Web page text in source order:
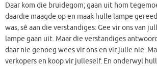
Daar kom die bruidegom; gaan uit hom
daardie maagde op en maak hulle lampe
was, sê aan die verstandiges: Gee vir ons van
lampe gaan uit. Maar die verstandiges
daar nie genoeg wees vir ons en vir julle nie.
verkopers en koop vir julleself. En onderwyl